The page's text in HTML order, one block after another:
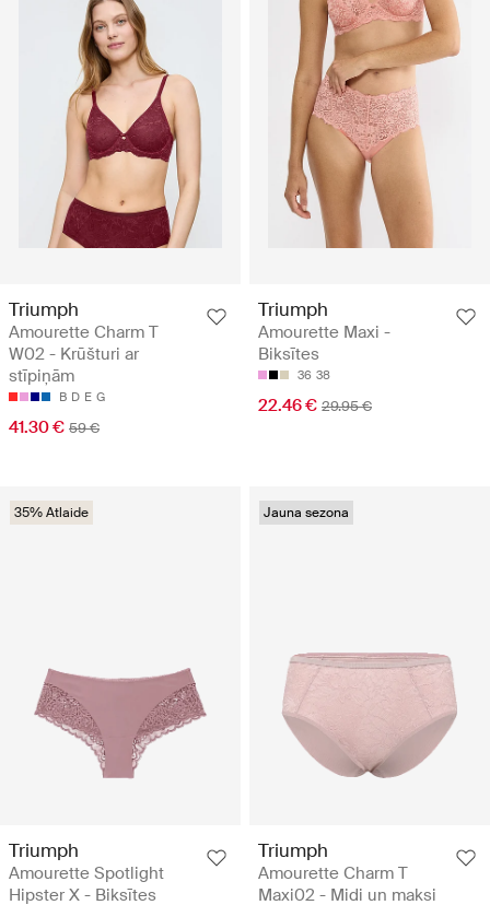
Triumph
Amourette Charm T
W02 - Krūšturi ar
stīpiņām
B D E G
41.30 € 59 €
Triumph
Amourette Maxi -
Biksītes
36 38
22.46 € 29.95 €
35% Atlaide
Triumph
Amourette Spotlight
Hipster X - Biksītes
Jauna sezona
Triumph
Amourette Charm T
Maxi02 - Midi un maksi